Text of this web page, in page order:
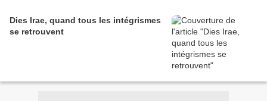
Dies Irae, quand tous les intégrismes
se retrouvent